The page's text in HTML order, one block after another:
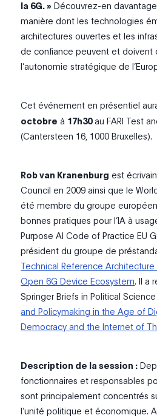
la 6G. » Découvrez-en davantage
manière dont les technologies
architectures ouvertes et les
de confiance peuvent et doivent
l’autonomie stratégique de
Cet événement en présentiel
octobre à 17h30au FARI Test
(Cantersteen 16, 1000 Bruxelles).
Rob van Kranenburg est
Council en 2009 ainsi que le
été membre du groupe
bonnes pratiques pour l’IA à
Purpose AI Code of Practice EU
président du groupe de
Technical Reference
Open 6G Device Ecosystem. Il a
Springer Briefs in Political
and Policymaking in the Age of
Democracy and the Internet of
Description de la session :
fonctionnaires et responsables
sont principalement concentrés
l’unité politique et économique.